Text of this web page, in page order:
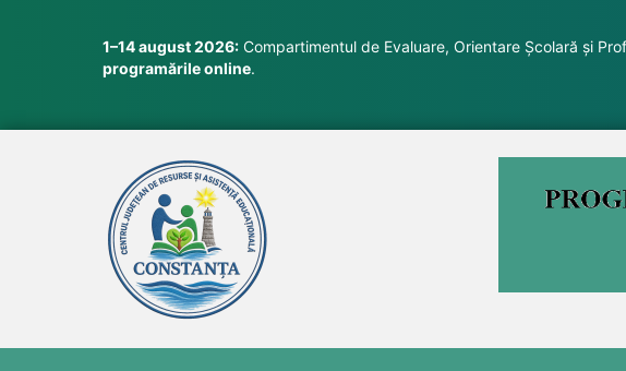
1–14 august 2026: Compartimentul de Evaluare, Orientare Școlară și
programările online.